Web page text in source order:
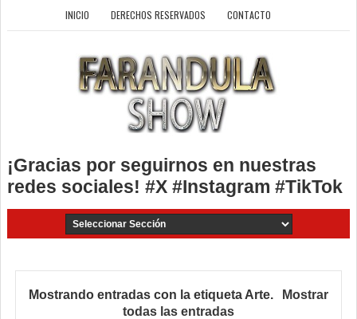
INICIO DERECHOS RESERVADOS CONTACTO
¡Gracias por seguirnos en nuestras
redes sociales! #X #Instagram #TikTok
Mostrando entradas con la etiqueta Arte.
Mostrar
todas las entradas